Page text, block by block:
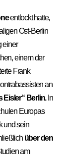
entlockt hatte,
Ost-Berlin
einer
einem der
Frank
an
Eisler“ Berlin. In
Europas
und sein
über den
am